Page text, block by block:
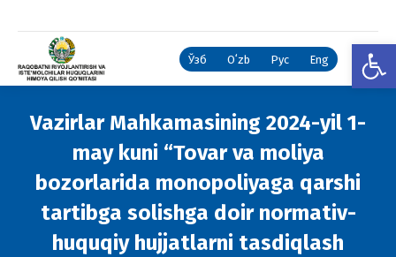
Ўзб Oʻzb Рус Eng
Vazirlar Mahkamasining 2024-yil 1-
may kuni “Tovar va moliya
bozorlarida monopoliyaga qarshi
tartibga solishga doir normativ-
huquqiy hujjatlarni tasdiqlash